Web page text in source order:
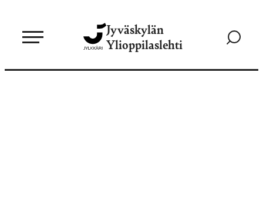
sisältöön
Jyväskylän
Ylioppilaslehti
Siirry